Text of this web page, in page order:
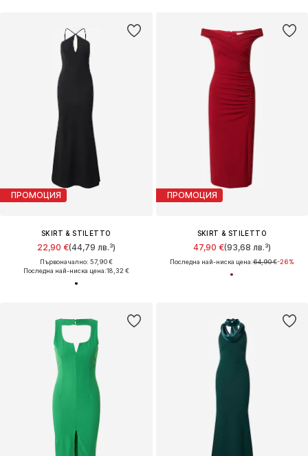
ПРОМОЦИЯ
SKIRT & STILETTO
22,90 €(44,79 лв.³)
Първоначално: 57,90 €
Последна най-ниска цена:18,32 €
ПРОМОЦИЯ
SKIRT & STILETTO
47,90 €(93,68 лв.³)
Последна най-ниска цена:64,90 €-26%